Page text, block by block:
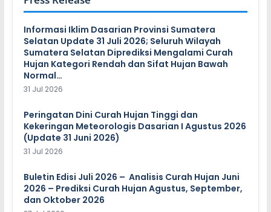
Informasi Iklim Dasarian Provinsi Sumatera
Selatan Update 31 Juli 2026; Seluruh Wilayah
Sumatera Selatan Diprediksi Mengalami Curah
Hujan Kategori Rendah dan Sifat Hujan Bawah
Normal…
31 Jul 2026
Peringatan Dini Curah Hujan Tinggi dan
Kekeringan Meteorologis Dasarian I Agustus 2026
(Update 31 Juni 2026)
31 Jul 2026
Buletin Edisi Juli 2026 – Analisis Curah Hujan Juni
2026 – Prediksi Curah Hujan Agustus, September,
dan Oktober 2026